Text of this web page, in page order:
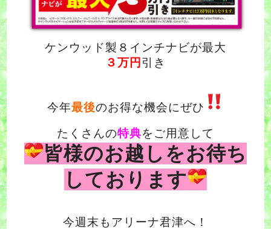
ケンウッド製８インチナビが最大
３万円 引き
今年最後のお得な機会にぜひ
たくさんの特典をご用意して
皆様のお越しをお待ち
しております
今週末もアリーナ君津へ！